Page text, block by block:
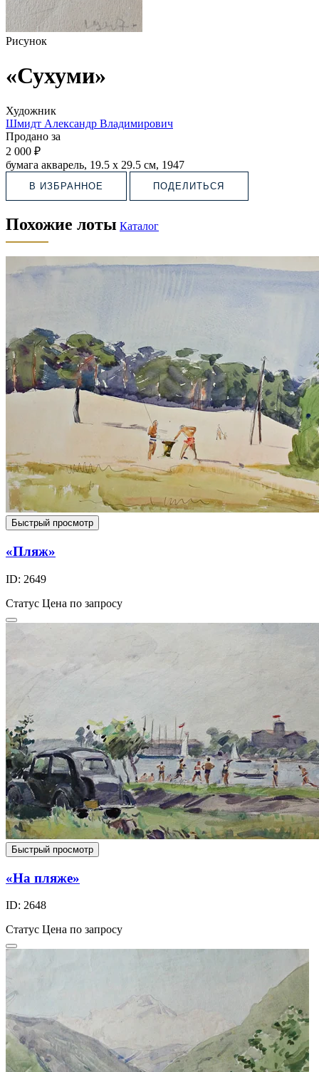
Рисунок
«Сухуми»
Художник
Шмидт Александр Владимирович
Продано за
2 000 ₽
бумага акварель, 19.5 х 29.5 см, 1947
В ИЗБРАННОЕ ПОДЕЛИТЬСЯ
Похожие лоты Каталог
Быстрый просмотр
«Пляж»
ID: 2649
Статус Цена по запросу
Быстрый просмотр
«На пляже»
ID: 2648
Статус Цена по запросу